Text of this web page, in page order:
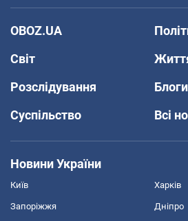
OBOZ.UA
Світ
Розслідування
Блоги
Суспільство
Всі
Новини України
Київ Харків
Запоріжжя Дніпро